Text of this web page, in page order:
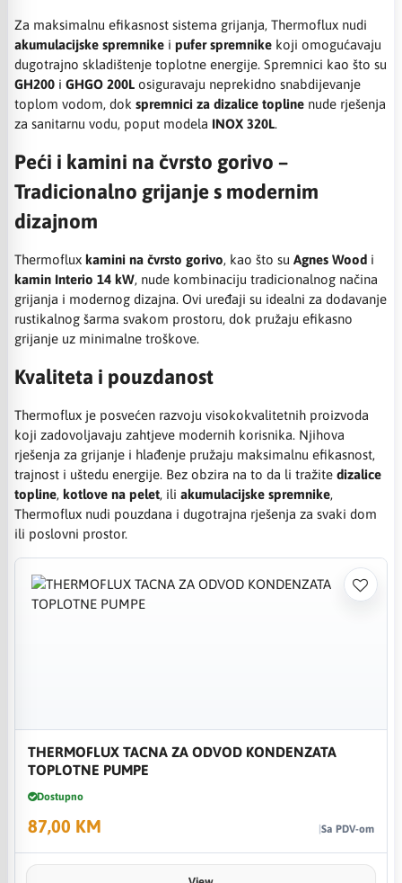
Za maksimalnu efikasnost sistema grijanja, Thermoflux nudi
akumulacijske spremnike i pufer spremnike koji omogućavaju
dugotrajno skladištenje toplotne energije. Spremnici kao što su
GH200 i GHGO 200L osiguravaju neprekidno snabdijevanje
toplom vodom, dok spremnici za dizalice topline nude rješenja
za sanitarnu vodu, poput modela INOX 320L.
Peći i kamini na čvrsto gorivo –
Tradicionalno grijanje s modernim
dizajnom
Thermoflux kamini na čvrsto gorivo, kao što su Agnes Wood i
kamin Interio 14 kW, nude kombinaciju tradicionalnog načina
grijanja i modernog dizajna. Ovi uređaji su idealni za dodavanje
rustikalnog šarma svakom prostoru, dok pružaju efikasno
grijanje uz minimalne troškove.
Kvaliteta i pouzdanost
Thermoflux je posvećen razvoju visokokvalitetnih proizvoda
koji zadovoljavaju zahtjeve modernih korisnika. Njihova
rješenja za grijanje i hlađenje pružaju maksimalnu efikasnost,
trajnost i uštedu energije. Bez obzira na to da li tražite dizalice
topline, kotlove na pelet, ili akumulacijske spremnike,
Thermoflux nudi pouzdana i dugotrajna rješenja za svaki dom
ili poslovni prostor.
THERMOFLUX TACNA ZA ODVOD KONDENZATA
TOPLOTNE PUMPE
Dostupno
87,00 KM Sa PDV-om